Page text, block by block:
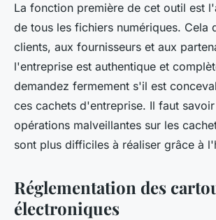
La fonction première de cet outil est
de tous les fichiers numériques. Cela
clients, aux fournisseurs et aux
l'entreprise est authentique et
demandez fermement s'il est
ces cachets d'entreprise. Il faut
opérations malveillantes sur les
sont plus difficiles à réaliser grâce à
Réglementation des
électroniques